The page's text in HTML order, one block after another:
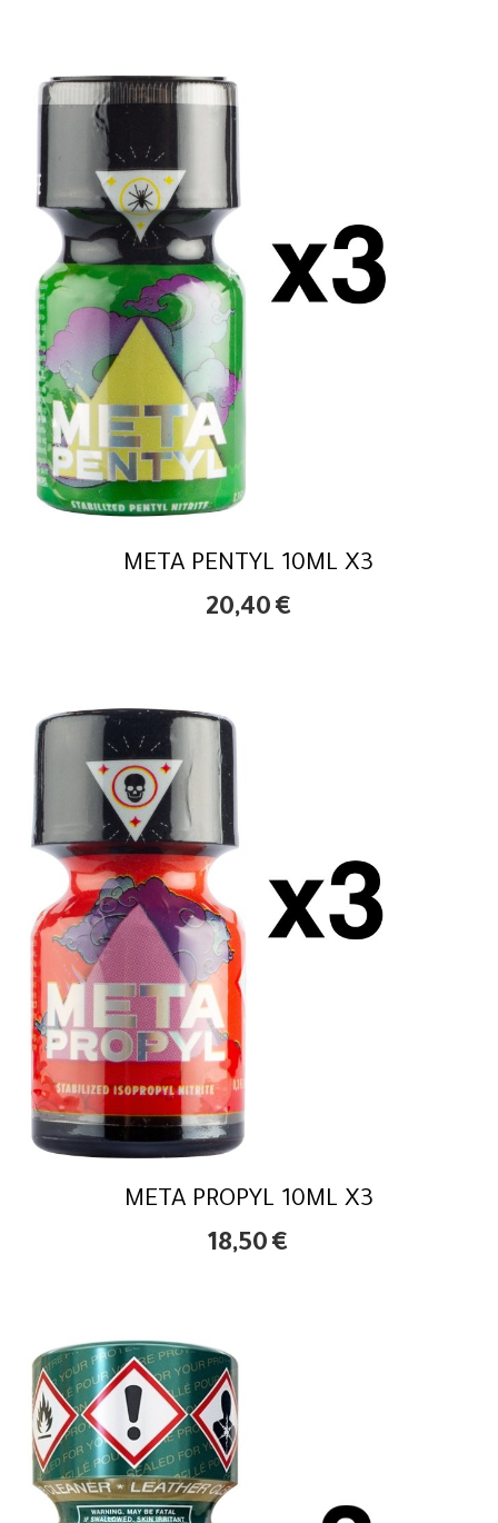
META PENTYL 10ML X3
20,40 €
META PROPYL 10ML X3
18,50 €